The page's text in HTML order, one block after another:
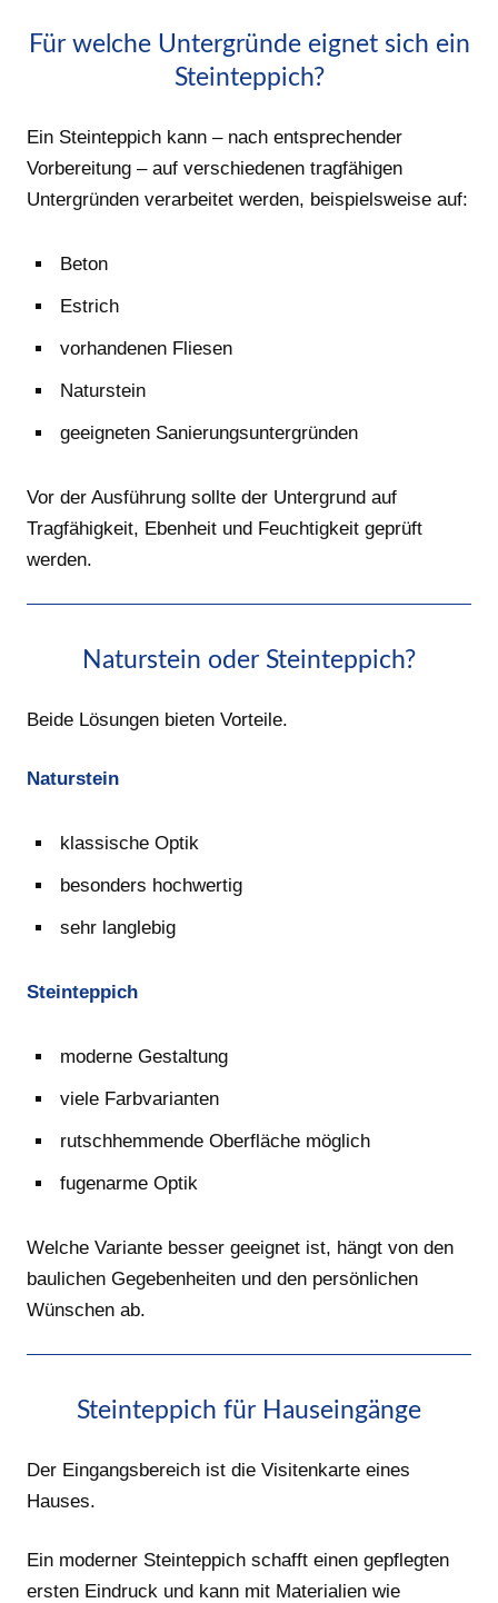
Für welche Untergründe eignet sich ein
Steinteppich?
Ein Steinteppich kann – nach entsprechender
Vorbereitung – auf verschiedenen tragfähigen
Untergründen verarbeitet werden, beispielsweise auf:
Beton
Estrich
vorhandenen Fliesen
Naturstein
geeigneten Sanierungsuntergründen
Vor der Ausführung sollte der Untergrund auf
Tragfähigkeit, Ebenheit und Feuchtigkeit geprüft
werden.
Naturstein oder Steinteppich?
Beide Lösungen bieten Vorteile.
Naturstein
klassische Optik
besonders hochwertig
sehr langlebig
Steinteppich
moderne Gestaltung
viele Farbvarianten
rutschhemmende Oberfläche möglich
fugenarme Optik
Welche Variante besser geeignet ist, hängt von den
baulichen Gegebenheiten und den persönlichen
Wünschen ab.
Steinteppich für Hauseingänge
Der Eingangsbereich ist die Visitenkarte eines
Hauses.
Ein moderner Steinteppich schafft einen gepflegten
ersten Eindruck und kann mit Materialien wie